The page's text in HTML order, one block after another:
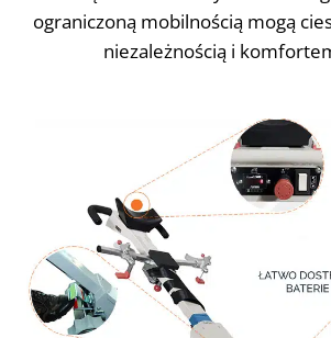
ograniczoną mobilnością mogą
niezależnością i